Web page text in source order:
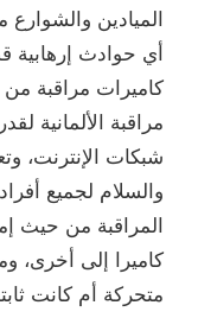
الميادين
أي حوادث
كاميرات مراقبة من
مراقبة الألمانية
شبكات الإنترنت،
والسلام لجميع
المراقبة من حيث
كاميرا إلى أخرى،
متحركة أم كانت